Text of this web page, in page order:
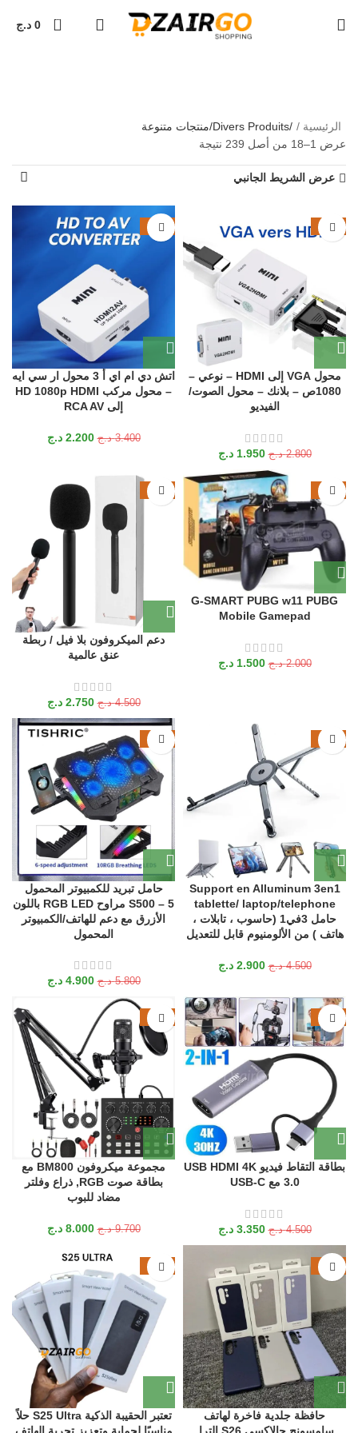
0
0 د.ج
الرئيسية
Divers Produits/منتجات متنوعة
عرض 1–18 من أصل 239 نتيجة
عرض الشريط الجانبي
-30%
محول VGA إلى HDMI – نوعي –
1080ص – بلانك – محول الصوت/
الفيديو
2.800 د.ج 1.950 د.ج
-35%
اتش دي ام اي أ 3 محول ار سي ايه
– محول مركب HD 1080p HDMI
إلى RCA AV
3.400 د.ج 2.200 د.ج
-25%
G-SMART PUBG w11 PUBG
Mobile Gamepad
2.000 د.ج 1.500 د.ج
-39%
دعم الميكروفون بلا فيل / ربطة
عنق عالمية
4.500 د.ج 2.750 د.ج
-36%
Support en Alluminum 3en1
tablette/ laptop/telephone
حامل 3في1 (حاسوب ، تابلات ،
هاتف ) من الألومنيوم قابل للتعديل
4.500 د.ج 2.900 د.ج
-16%
حامل تبريد للكمبيوتر المحمول
S500 – 5 مراوح RGB LED باللون
الأزرق مع دعم للهاتف/الكمبيوتر
المحمول
5.800 د.ج 4.900 د.ج
-26%
بطاقة التقاط فيديو USB HDMI 4K
3.0 مع USB-C
4.500 د.ج 3.350 د.ج
-18%
مجموعة ميكروفون BM800 مع
بطاقة صوت RGB, ذراع وفلتر
مضاد للبوب
9.700 د.ج 8.000 د.ج
-15%
حافظة جلدية فاخرة لهاتف
-19%
تعتبر الحقيبة الذكية S25 Ultra حلاً